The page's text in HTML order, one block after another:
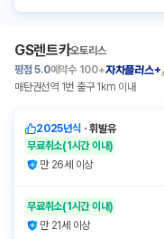
GS렌트카오토리스
평점 5.0예약수 100+자차플러스+
매탄권선역 1번 출구 1km 이내
2025년식 ㆍ휘발유
무료취소(1시간 이내)
만 26세 이상
무료취소(1시간 이내)
만 21세 이상